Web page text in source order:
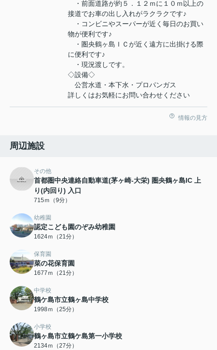
・前面道路が約５．１２ｍに１０ｍ以上の
接道でお車の出し入れがラクラクです♪
・コンビニやスーパーが近く毎日のお買い
物が便利です♪
・圏央鶴ヶ島ＩＣが近く遠方に出掛ける際
に便利です♪
・現況渡しです。
◇設備◇
公営水道・本下水・プロパンガス
詳しくはお気軽にお問い合わせください
情報の見方
周辺施設
その他
首都圏中央連絡自動車道(茅ヶ崎-大栄) 圏央鶴ヶ島IC 上
り(内回り) 入口
715ｍ（9分）
幼稚園
認定こども園のぞみ幼稚園
1624ｍ（21分）
保育園
菜の花保育園
1677ｍ（21分）
中学校
鶴ケ島市立鶴ヶ島中学校
1998ｍ（25分）
小学校
鶴ヶ島市立鶴ケ島第一小学校
2134ｍ（27分）